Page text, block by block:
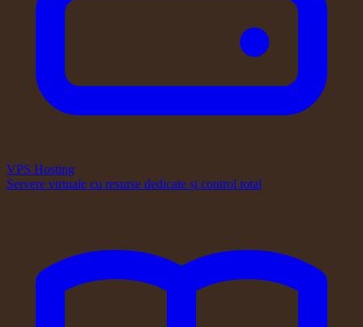
VPS Hosting
Servere virtuale cu resurse dedicate și control total